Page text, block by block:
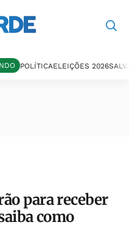
POLÍTICAELEIÇÕES 2026
para receber
como